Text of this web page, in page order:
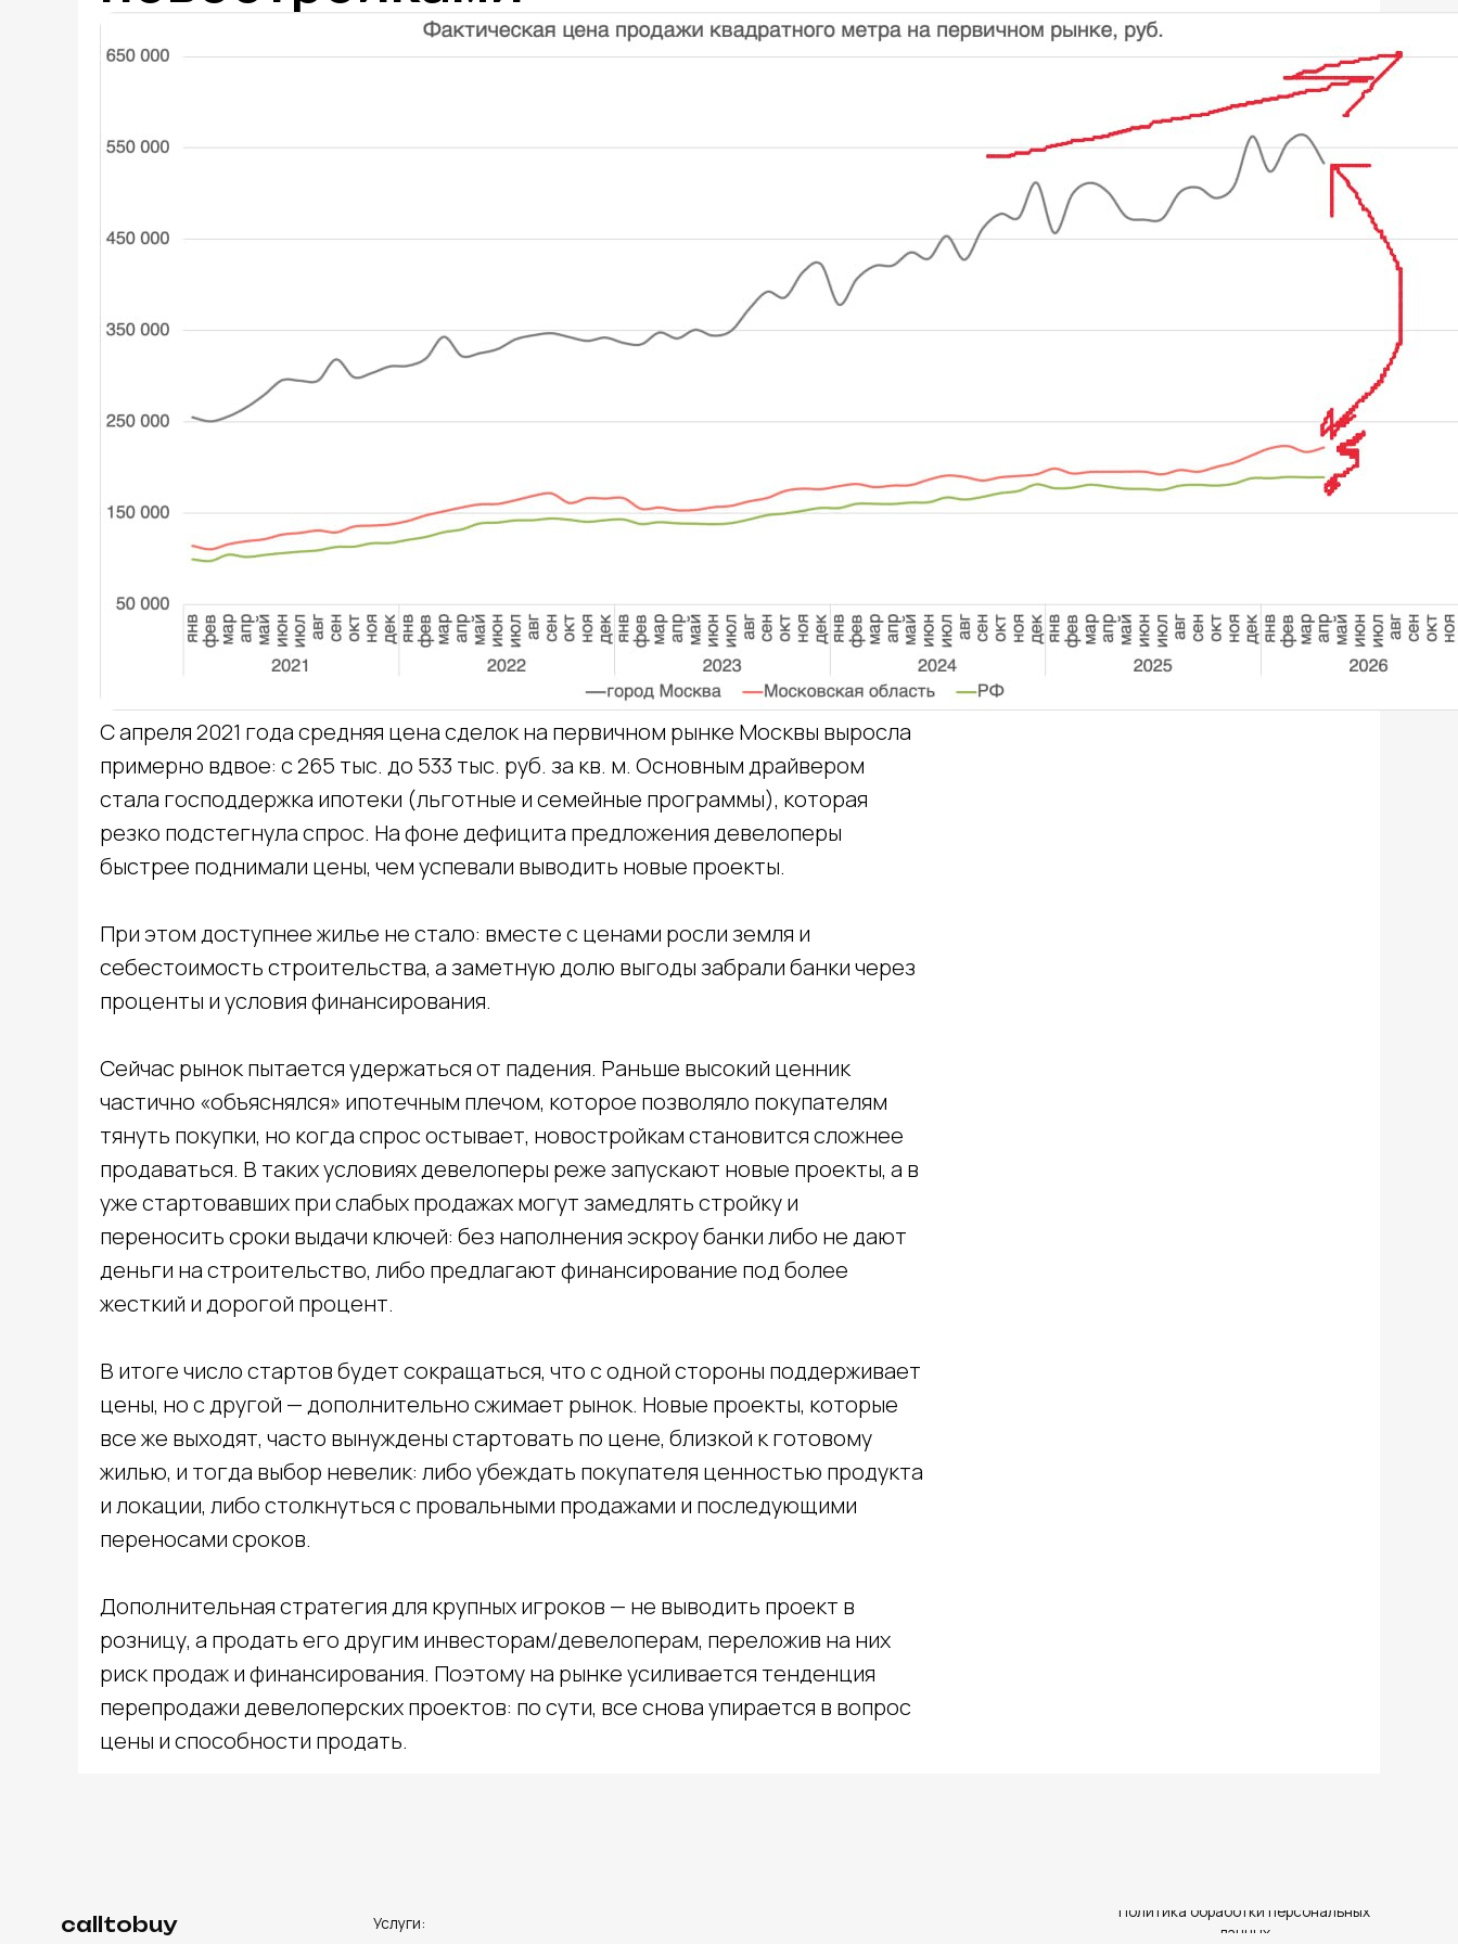
С апреля 2021 года средняя цена сделок на первичном рынке Москвы выросла
примерно вдвое: с 265 тыс. до 533 тыс. руб. за кв. м. Основным драйвером
стала господдержка ипотеки (льготные и семейные программы), которая
резко подстегнула спрос. На фоне дефицита предложения девелоперы
быстрее поднимали цены, чем успевали выводить новые проекты.
При этом доступнее жилье не стало: вместе с ценами росли земля и
себестоимость строительства, а заметную долю выгоды забрали банки через
проценты и условия финансирования.
Сейчас рынок пытается удержаться от падения. Раньше высокий ценник
частично «объяснялся» ипотечным плечом, которое позволяло покупателям
тянуть покупки, но когда спрос остывает, новостройкам становится сложнее
продаваться. В таких условиях девелоперы реже запускают новые проекты, а в
уже стартовавших при слабых продажах могут замедлять стройку и
переносить сроки выдачи ключей: без наполнения эскроу банки либо не дают
деньги на строительство, либо предлагают финансирование под более
жесткий и дорогой процент.
В итоге число стартов будет сокращаться, что с одной стороны поддерживает
цены, но с другой — дополнительно сжимает рынок. Новые проекты, которые
все же выходят, часто вынуждены стартовать по цене, близкой к готовому
жилью, и тогда выбор невелик: либо убеждать покупателя ценностью продукта
и локации, либо столкнуться с провальными продажами и последующими
переносами сроков.
Дополнительная стратегия для крупных игроков — не выводить проект в
розницу, а продать его другим инвесторам/девелоперам, переложив на них
риск продаж и финансирования. Поэтому на рынке усиливается тенденция
перепродажи девелоперских проектов: по сути, все снова упирается в вопрос
цены и способности продать.
calltobuy
Услуги:
CPA Автомобили
CPA Недвижимость
Digital-реклама База креативов